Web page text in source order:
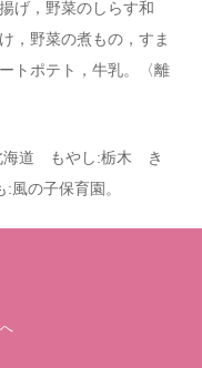
げ，野菜のしらす和
，野菜の煮もの，すま
トポテト，牛乳。〈離
海道 もやし:栃木 き
の子保育園。